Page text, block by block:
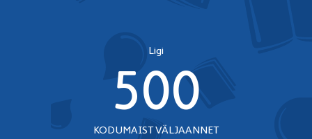
Ligi
500
KODUMAIST VÄLJAANNET